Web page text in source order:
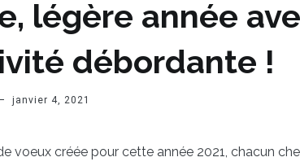
légère année
débordante !
janvier 4, 2021
voeux créée pour cette année 2021, chacun